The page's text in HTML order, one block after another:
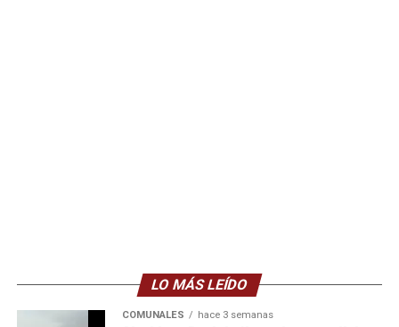
LO MÁS LEÍDO
COMUNALES hace 3 semanas